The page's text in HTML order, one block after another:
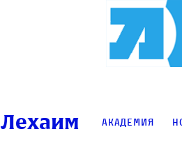
Лехаим Академия